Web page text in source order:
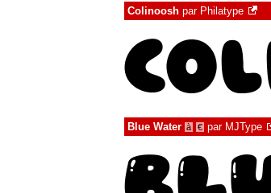
Colinoosh par Philatype
Blue Water à € par MJType